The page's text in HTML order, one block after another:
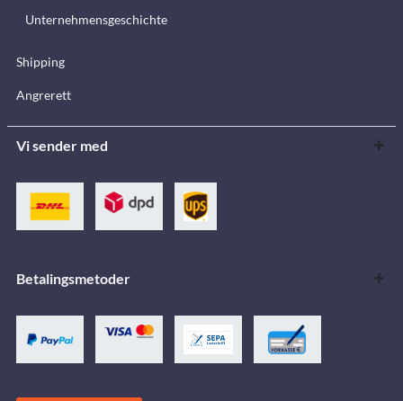
Unternehmensgeschichte
Shipping
Angrerett
Vi sender med
Betalingsmetoder